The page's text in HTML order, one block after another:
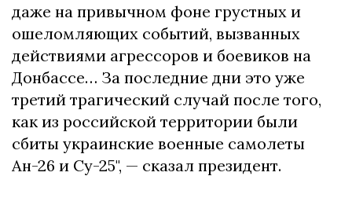
даже на привычном фоне грустных и
ошеломляющих событий, вызванных
действиями агрессоров и боевиков на
Донбассе… За последние дни это уже
третий трагический случай после того,
как из российской территории были
сбиты украинские военные самолеты
Ан-26 и Су-25", — сказал президент.